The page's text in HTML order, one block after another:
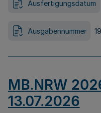
Ausfertigungsdatum
Ausgabennummer
MB.NRW
13.07.2026